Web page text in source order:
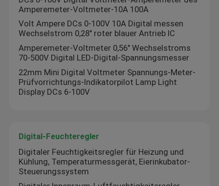
bluetooth Audiomodul
BMS-Batterie-Schutzbrett
Hauptverstärker
LED-TV-Teile
Digital-Amperemeter-Voltmeter
Amperemeter-Voltmeter-10A 100A
Volt Ampere DCs 0-100V 10A Digital messen
Wechselstrom 0,28" roter blauer Antrieb IC
Amperemeter-Voltmeter 0,56" Wechselstroms
70-500V Digital LED-Digital-Spannungsmesser
22mm Mini Digital Voltmeter Spannungs-Meter-
Prüfvorrichtungs-Indikatorpilot Lamp Light
Display DCs 6-100V
Digital-Feuchteregler
Digitaler Feuchtigkeitsregler für Heizung und
Kühlung, Temperaturmessgerät, Eierinkubator-
Steuerungssystem